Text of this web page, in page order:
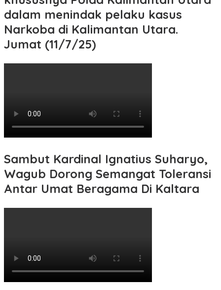
dalam menindak pelaku kasus
Narkoba di Kalimantan Utara.
Jumat (11/7/25)
Sambut Kardinal Ignatius Suharyo,
Wagub Dorong Semangat Toleransi
Antar Umat Beragama Di Kaltara